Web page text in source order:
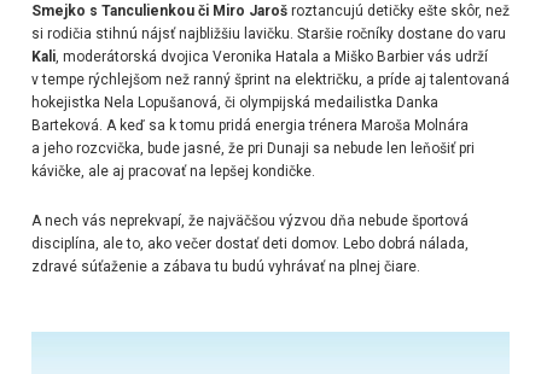
Smejko s Tanculienkou či Miro Jarošroztancujú detičky ešte skôr, než
si rodičia stihnú nájsť najbližšiu lavičku. Staršie ročníky dostane do varu
Kali, moderátorská dvojica Veronika Hatala a Miško Barbier vás udrží
v tempe rýchlejšom než ranný šprint na električku, a príde aj talentovaná
hokejistka Nela Lopušanová, či olympijská medailistka Danka
Barteková. A keď sa k tomu pridá energia trénera Maroša Molnára
a jeho rozcvička, bude jasné, že pri Dunaji sa nebude len leňošiť pri
kávičke, ale aj pracovať na lepšej kondičke.
A nech vás neprekvapí, že najväčšou výzvou dňa nebude športová
disciplína, ale to, ako večer dostať deti domov. Lebo dobrá nálada,
zdravé súťaženie a zábava tu budú vyhrávať na plnej čiare.